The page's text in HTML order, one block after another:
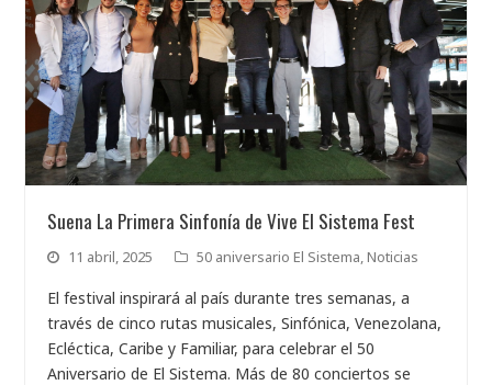
Suena La Primera Sinfonía de Vive El Sistema Fest
11 abril, 2025 50 aniversario El Sistema ,Noticias
El festival inspirará al país durante tres semanas, a
través de cinco rutas musicales, Sinfónica, Venezolana,
Ecléctica, Caribe y Familiar, para celebrar el 50
Aniversario de El Sistema. Más de 80 conciertos se